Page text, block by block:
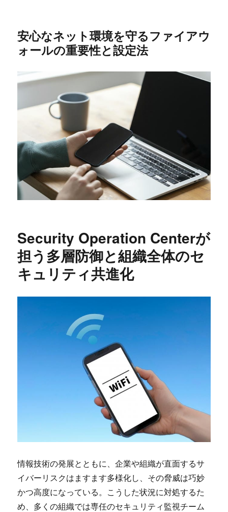
安心なネット環境を守るファイアウ
ォールの重要性と設定法
Security Operation Centerが
担う多層防御と組織全体のセ
キュリティ共進化
情報技術の発展とともに、企業や組織が直面するサ
イバーリスクはますます多様化し、その脅威は巧妙
かつ高度になっている。 こうした状況に対処するた
め、多くの組織では専任のセキュリティ監視チーム